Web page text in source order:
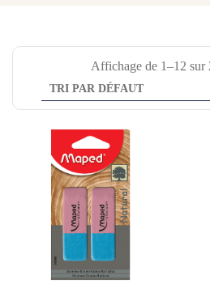
Affichage de 1–12 sur